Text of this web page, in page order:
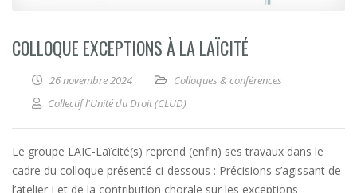
COLLOQUE EXCEPTIONS À LA LAÏCITÉ
26 novembre 2024
Colloques & conférences
Collectif l'Unité du Droit (CLUD)
Le groupe LAIC-Laïcité(s) reprend (enfin) ses travaux dans le
cadre du colloque présenté ci-dessous : Précisions s’agissant de
l’atelier I et de la contribution chorale sur les exceptions